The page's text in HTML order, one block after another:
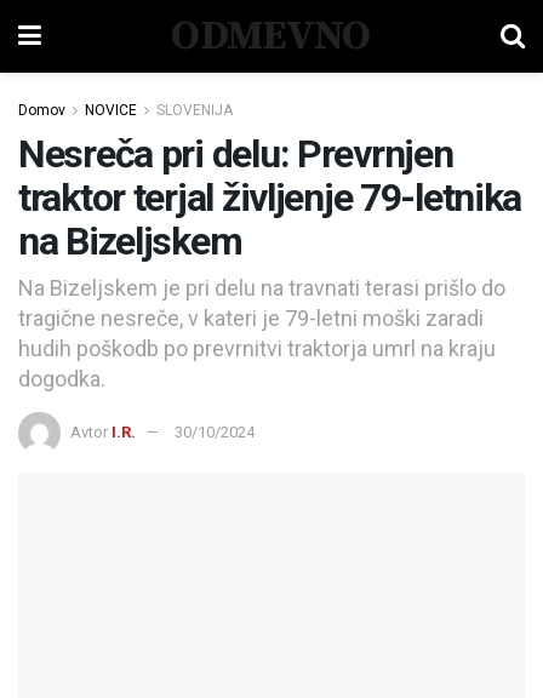
ODMEVNO
Domov NOVICE SLOVENIJA
Nesreča pri delu: Prevrnjen
traktor terjal življenje 79-letnika
na Bizeljskem
Na Bizeljskem je pri delu na travnati terasi prišlo do
tragične nesreče, v kateri je 79-letni moški zaradi
hudih poškodb po prevrnitvi traktorja umrl na kraju
dogodka.
Avtor I.R. 30/10/2024